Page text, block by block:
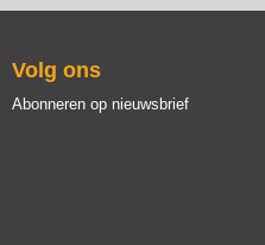
Volg ons
Abonneren op nieuwsbrief